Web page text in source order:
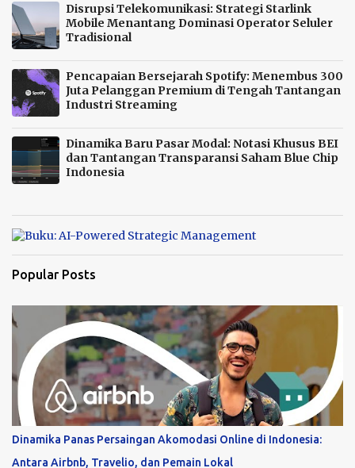
Disrupsi Telekomunikasi: Strategi Starlink
Mobile Menantang Dominasi Operator Seluler
Tradisional
Pencapaian Bersejarah Spotify: Menembus 300
Juta Pelanggan Premium di Tengah Tantangan
Industri Streaming
Dinamika Baru Pasar Modal: Notasi Khusus BEI
dan Tantangan Transparansi Saham Blue Chip
Indonesia
Popular Posts
Dinamika Panas Persaingan Akomodasi Online di Indonesia:
Antara Airbnb, Travelio, dan Pemain Lokal